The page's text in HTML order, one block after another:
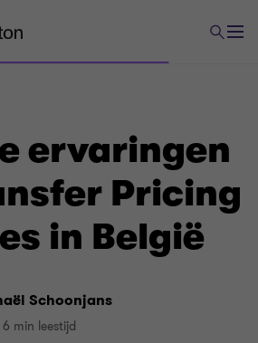
ervaringen
Pricing
in België
Schoonjans
6 min leestijd